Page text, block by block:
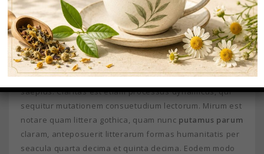
option congue nihil imperdiet doming id quod mazim
placerat facer possim assum.
Typi non habent claritatem insitam; est usus legentis in
iis qui facit eorum claritatem. Investigationes
demonstraverunt lectores legere me lius quod ii legunt
saepius. Claritas est etiam processus dynamicus, qui
sequitur mutationem consuetudium lectorum. Mirum est
notare quam littera gothica, quam nunc putamus parum
claram, anteposuerit litterarum formas humanitatis per
seacula quarta decima et quinta decima. Eodem modo